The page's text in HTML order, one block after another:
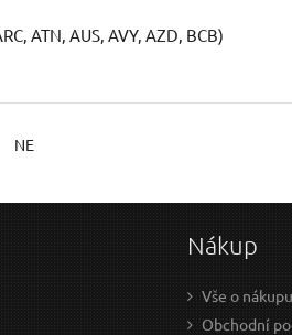
ATN, AUS, AVY, AZD, BCB)
NE
Nákup
Vše o nákupu
Obchodní